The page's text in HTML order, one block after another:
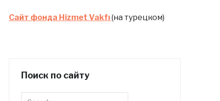
Сайт фонда Hizmet Vakfı(на турецком)
Поиск по сайту